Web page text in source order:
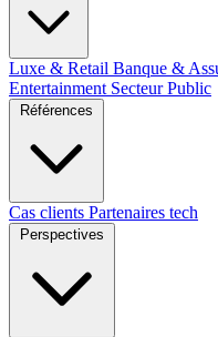
Luxe & Retail Banque &
Entertainment Secteur Public
Références
Cas clients Partenaires tech
Perspectives